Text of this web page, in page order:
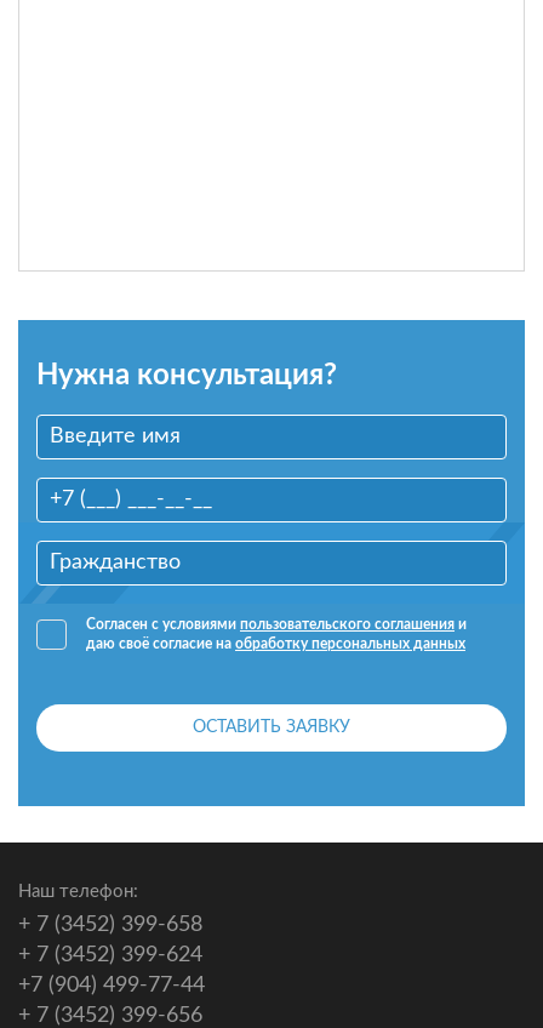
Нужна консультация?
Согласен с условиями пользовательского соглашения и
даю своё согласие на обработку персональных данных
ОСТАВИТЬ ЗАЯВКУ
Наш телефон:
+ 7 (3452) 399-658
+ 7 (3452) 399-624
+7 (904) 499-77-44
+ 7 (3452) 399-656